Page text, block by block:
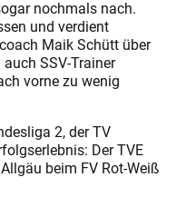
nochmals nach.
und verdient
Maik Schütt über
SSV-Trainer
vorne zu wenig
2, der TV
Der TVE
beim FV Rot-Weiß